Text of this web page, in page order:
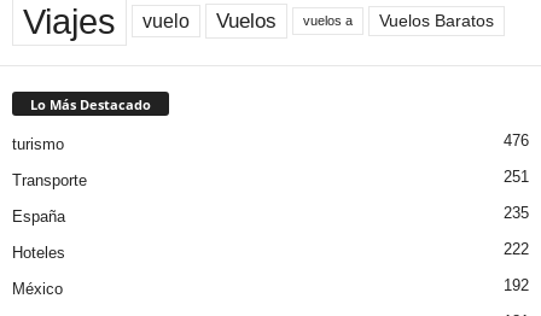
Viajes vuelo Vuelos vuelos a Vuelos Baratos
Lo Más Destacado
turismo 476
Transporte 251
España 235
Hoteles 222
México
192